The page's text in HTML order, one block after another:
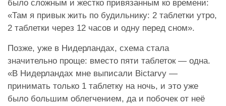
было сложным и жестко привязанным ко времени:
«Там я привык жить по будильнику: 2 таблетки утро,
2 таблетки через 12 часов и одну перед сном».
Позже, уже в Нидерландах, схема стала
значительно проще: вместо пяти таблеток — одна.
«В Нидерландах мне выписали Bictarvy —
принимать только 1 таблетку на ночь, и это уже
было большим облегчением, да и побочек от неё